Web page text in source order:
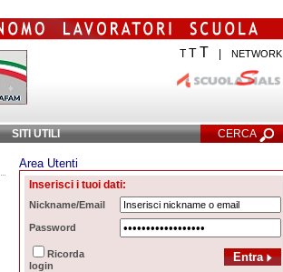
T TT NETWORK
SITI UTILI CERCA
Ricerca Avanzata
Area Utenti
Inserisci i tuoi dati:
Nickname/Email
Password
Ricorda
login